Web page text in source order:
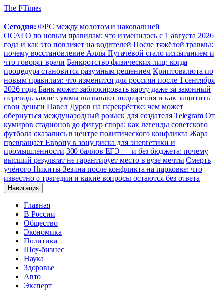
The FTimes
Сегодня: ФРС между молотом и наковальней
ОСАГО по новым правилам: что изменилось с 1 августа 2026
года и как это повлияет на водителей После тяжёлой травмы:
почему восстановление Аллы Пугачёвой стало испытанием и
что говорят врачи Банкротство физических лиц: когда
процедура становится разумным решением Криптовалюта по
новым правилам: что изменится для россиян после 1 сентября
2026 года Банк может заблокировать карту даже за законный
перевод: какие суммы вызывают подозрения и как защитить
свои деньги Павел Дуров на перекрёстке: чем может
обернуться международный розыск для создателя Telegram От
кумиров стадионов до фигур спора: как легенды советского
футбола оказались в центре политического конфликта Жара
превращает Европу в зону риска для энергетики и
промышленности 300 баллов ЕГЭ — и без бюджета: почему
высший результат не гарантирует место в вузе мечты Смерть
учёного Никиты Зезина после конфликта на парковке: что
известно о трагедии и какие вопросы остаются без ответа
Навигация
Главная
В России
Общество
Экономика
Политика
Шоу-бизнес
Наука
Здоровье
Авто
Эксперт